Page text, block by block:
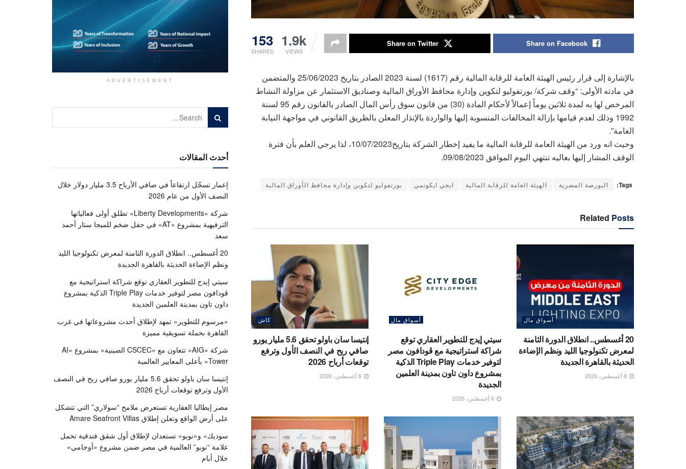
153
SHARES
1.9k
VIEWS
Share on Facebook
Share on Twitter
بالإشارة إلى قرار رئيس الهيئة العامة للرقابة المالية رقم (1617) لسنة 2023 الصادر بتاريخ 25/06/2023 والمتضمن
في مادته الأولى: “وقف شركة/ بورتفوليو لتكوين وإدارة محافظ الأوراق المالية وصناديق الاستثمار عن مزاولة النشاط
المرخص لها به لمدة ثلاثين يوماً إعمالاً لأحكام المادة (30) من قانون سوق رأس المال الصادر بالقانون رقم 95 لسنة
1992 وذلك لعدم قيامها بإزالة المخالفات المنسوبة إليها والواردة بالإنذار المعلن بالطريق القانوني في مواجهة النيابة
العامة”.
وحيث انه ورد من الهيئة العامة للرقابة المالية ما يفيد إخطار الشركة بتاريخ10/07/2023، لذا يرجي العلم بأن فترة
الوقف المشار إليها بعاليه تنتهي اليوم الموافق 09/08/2023.
Tags: البورصة المصرية الهيئة العامة للرقابة المالية ايجي ايكونمي بورتفوليو لتكوين وإدارة محافظ الأوراق المالية
Related Posts
أسواق مال
20 أغسطس.. انطلاق الدورة الثامنة
لمعرض تكنولوجيا الليد ونظم الإضاءة
الحديثة بالقاهرة الجديدة
أسواق مال
سيتي إيدج للتطوير العقاري توقع
شراكة استراتيجية مع ڤودافون مصر
لتوفير خدمات Triple Play الذكية
بمشروع داون تاون بمدينة العلمين
الجديدة
كاش
إنتيسا سان باولو تحقق 5.6 مليار يورو
صافي ربح في النصف الأول وترفع
توقعات أرباح 2026
ADVERTISEMENT
أحدث المقالات
إعمار تسجّل ارتفاعاً في صافي الأرباح 3.5 مليار دولار خلال
النصف الأول من عام 2026
شركة «Liberty Developments» تطلق أولى فعالياتها
الترفيهية بمشروع «AT» في حفل ضخم للميجا ستار أحمد
سعد
20 أغسطس.. انطلاق الدورة الثامنة لمعرض تكنولوجيا الليد
ونظم الإضاءة الحديثة بالقاهرة الجديدة
سيتي إيدج للتطوير العقاري توقع شراكة استراتيجية مع
ڤودافون مصر لتوفير خدمات Triple Play الذكية بمشروع
داون تاون بمدينة العلمين الجديدة
«مرسوم للتطوير» تمهد لإطلاق أحدث مشروعاتها في غرب
القاهرة بحملة تسويقية مميزة
شركة «AIG» تتعاون مع «CSCEC الصينية» بمشروع «AI
Tower» بأعلى المعايير العالمية
إنتيسا سان باولو تحقق 5.6 مليار يورو صافي ربح في النصف
الأول وترفع توقعات أرباح 2026
مصر إيطاليا العقارية تستعرض ملامح “سولاري” التي تتشكل
على أرض الواقع وتعلن إطلاق Amare Seafront Villas
سوديك» و«نوبو» تستعدان لإطلاق أول شقق فندقية تحمل
علامة “نوبو” العالمية في مصر ضمن مشروع «أوجامي»
خلال أيام